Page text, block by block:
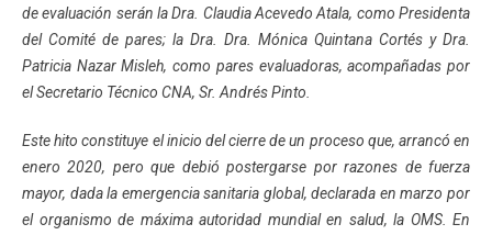
de evaluación serán la Dra. Claudia Acevedo Atala, como Presidenta
del Comité de pares; la Dra. Dra. Mónica Quintana Cortés y Dra.
Patricia Nazar Misleh, como pares evaluadoras, acompañadas por
el Secretario Técnico CNA, Sr. Andrés Pinto.
Este hito constituye el inicio del cierre de un proceso que, arrancó en
enero 2020, pero que debió postergarse por razones de fuerza
mayor, dada la emergencia sanitaria global, declarada en marzo por
el organismo de máxima autoridad mundial en salud, la OMS. En